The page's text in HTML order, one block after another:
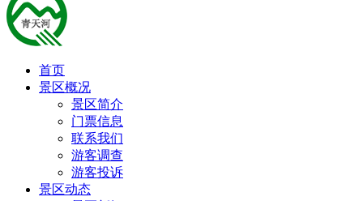
首页
景区概况
景区简介
门票信息
联系我们
游客调查
游客投诉
景区动态